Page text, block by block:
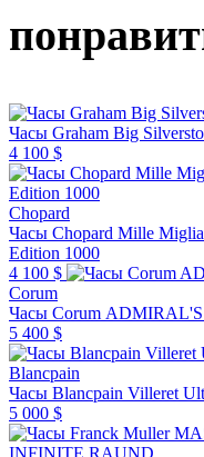
Часы Graham Big
4 100 $
Chopard
Часы Chopard Mille
Edition 1000
4 100 $
Corum
Часы Corum
5 400 $
Blancpain
Часы Blancpain Villeret
5 000 $